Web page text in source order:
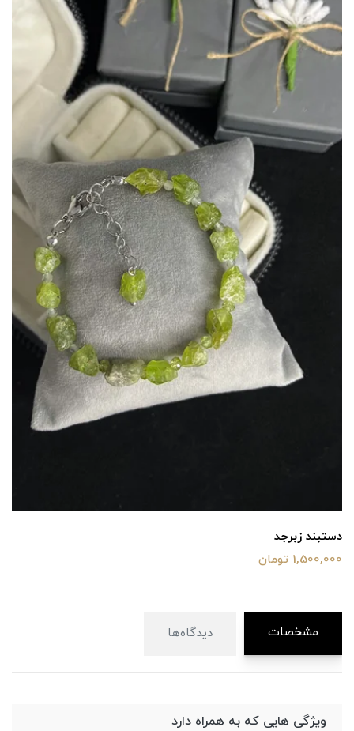
دستبند زبرجد
1,500,000 تومان
مشخصات دیدگاه‌ها
ویژگی هایی که به همراه دارد